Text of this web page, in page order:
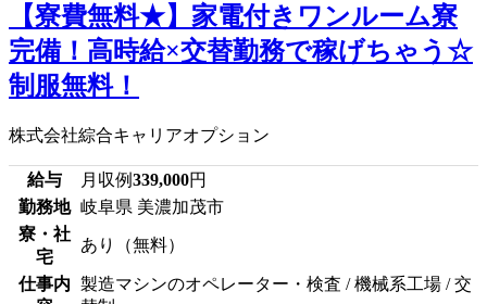
【寮費無料★】家電付きワンルーム寮
完備！高時給×交替勤務で稼げちゃう☆
制服無料！
株式会社綜合キャリアオプション
給与 月収例339,000円
勤務地 岐阜県 美濃加茂市
寮・社
宅
あり（無料）
仕事内 製造マシンのオペレーター・検査 / 機械系工場 / 交